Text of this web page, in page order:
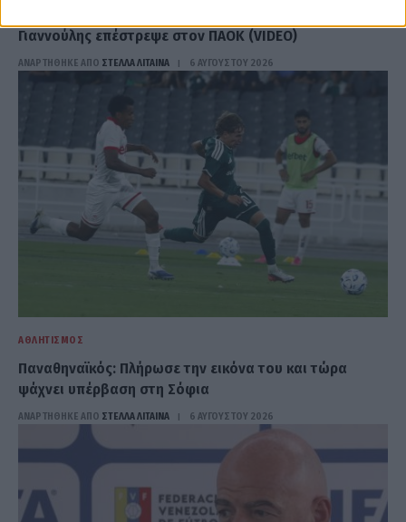
Γιαννούλης επέστρεψε στον ΠΑΟΚ (VIDEO)
ΑΝΑΡΤΗΘΗΚΕ ΑΠΟ ΣΤΈΛΛΑ ΛΊΤΑΙΝΑ 6 ΑΥΓΟΎΣΤΟΥ 2026
ΑΘΛΗΤΙΣΜΌΣ
Παναθηναϊκός: Πλήρωσε την εικόνα του και τώρα
ψάχνει υπέρβαση στη Σόφια
ΑΝΑΡΤΗΘΗΚΕ ΑΠΟ ΣΤΈΛΛΑ ΛΊΤΑΙΝΑ 6 ΑΥΓΟΎΣΤΟΥ 2026